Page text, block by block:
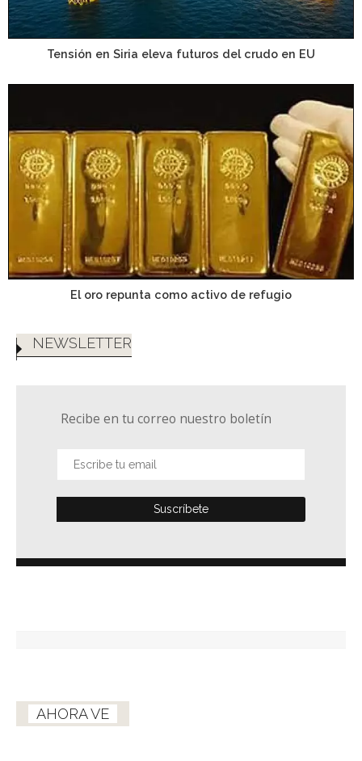
Tensión en Siria eleva futuros del crudo en EU
El oro repunta como activo de refugio
NEWSLETTER
Recibe en tu correo nuestro boletín
AHORA VE